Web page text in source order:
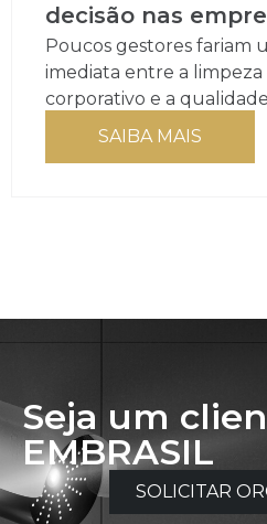
decisão nas
Poucos gestores fariam
imediata entre a
corporativo e a
SAIBA MAIS
Seja um
EMBRASIL
SOLICITAR